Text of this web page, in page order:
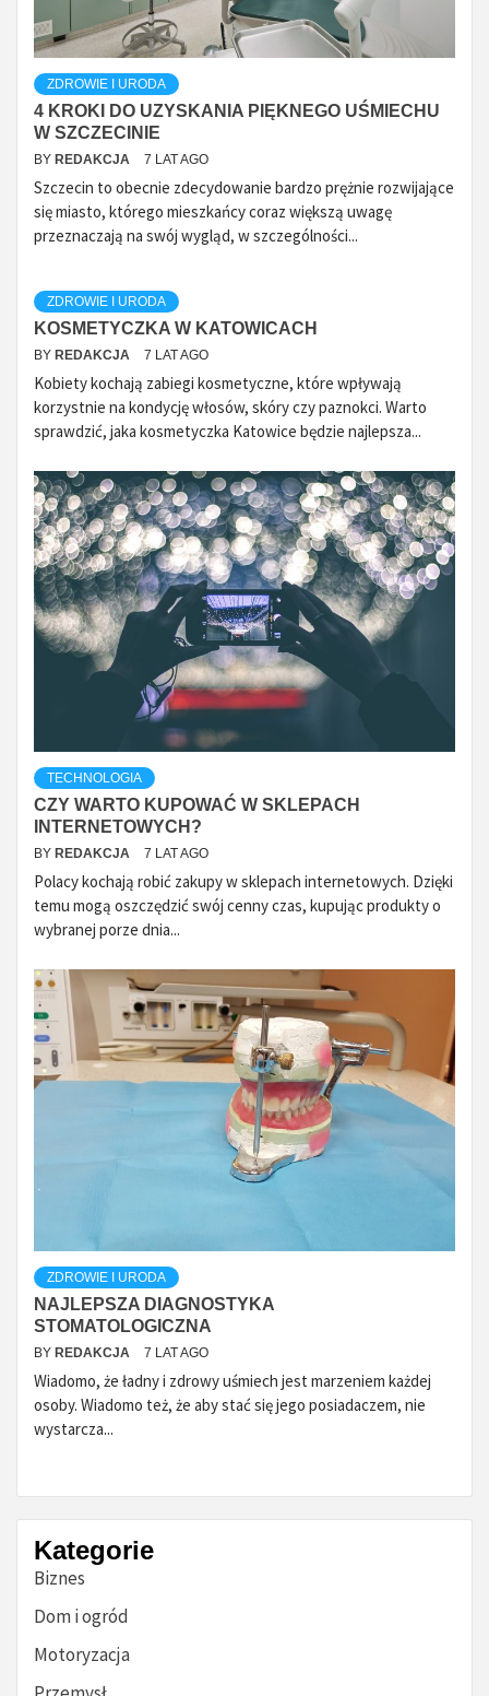
ZDROWIE I URODA
4 KROKI DO UZYSKANIA PIĘKNEGO UŚMIECHU
W SZCZECINIE
BY REDAKCJA 7 LAT AGO
Szczecin to obecnie zdecydowanie bardzo prężnie rozwijające
się miasto, którego mieszkańcy coraz większą uwagę
przeznaczają na swój wygląd, w szczególności...
ZDROWIE I URODA
KOSMETYCZKA W KATOWICACH
BY REDAKCJA 7 LAT AGO
Kobiety kochają zabiegi kosmetyczne, które wpływają
korzystnie na kondycję włosów, skóry czy paznokci. Warto
sprawdzić, jaka kosmetyczka Katowice będzie najlepsza...
TECHNOLOGIA
CZY WARTO KUPOWAĆ W SKLEPACH
INTERNETOWYCH?
BY REDAKCJA 7 LAT AGO
Polacy kochają robić zakupy w sklepach internetowych. Dzięki
temu mogą oszczędzić swój cenny czas, kupując produkty o
wybranej porze dnia...
ZDROWIE I URODA
NAJLEPSZA DIAGNOSTYKA
STOMATOLOGICZNA
BY REDAKCJA 7 LAT AGO
Wiadomo, że ładny i zdrowy uśmiech jest marzeniem każdej
osoby. Wiadomo też, że aby stać się jego posiadaczem, nie
wystarcza...
Kategorie
Biznes
Dom i ogród
Motoryzacja